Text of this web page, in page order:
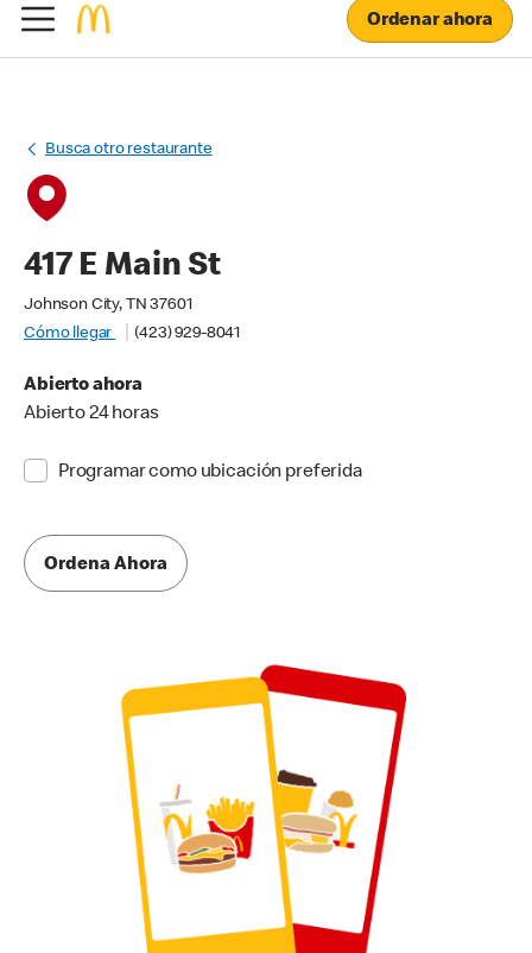
Ordenar ahora
Busca otro restaurante
417 E Main St
Johnson City, TN 37601
Cómo llegar
(423) 929-8041
Abierto ahora
Abierto 24 horas
Programar como ubicación preferida
Ordena Ahora